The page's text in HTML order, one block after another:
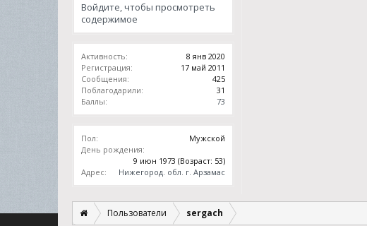
Войдите, чтобы просмотреть
содержимое
Активность:
8 янв 2020
Регистрация:
17 май 2011
Сообщения:
425
Поблагодарили:
31
Баллы:
73
Пол:
Мужской
День рождения:
9 июн 1973 (Возраст: 53)
Адрес:
Нижегород. обл. г. Арзамас
Пользователи sergach